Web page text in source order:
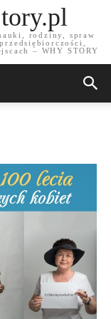
rodziny, spraw
– WHY STORY